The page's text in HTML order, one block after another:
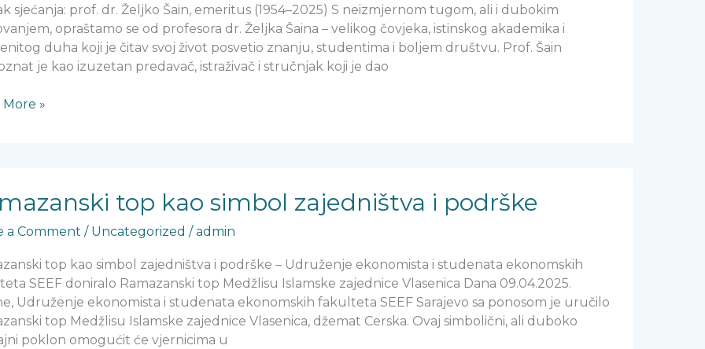
sjećanja: prof. dr. Željko Šain, emeritus (1954–2025) S neizmjernom tugom, ali i dubokim
opraštamo se od profesora dr. Željka Šaina – velikog čovjeka, istinskog akademika i
duha koji je čitav svoj život posvetio znanju, studentima i boljem društvu. Prof. Šain
je kao izuzetan predavač, istraživač i stručnjak koji je dao
More »
top kao simbol zajedništva i podrške
a Comment / Uncategorized /admin
top kao simbol zajedništva i podrške – Udruženje ekonomista i studenata ekonomskih
SEEF doniralo Ramazanski top Medžlisu Islamske zajednice Vlasenica Dana 09.04.2025.
Udruženje ekonomista i studenata ekonomskih fakulteta SEEF Sarajevo sa ponosom je uručilo
top Medžlisu Islamske zajednice Vlasenica, džemat Cerska. Ovaj simbolični, ali duboko
poklon omogućit će vjernicima u